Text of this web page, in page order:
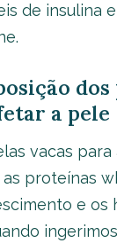
de insulina
a pele
vacas para
proteínas
e os